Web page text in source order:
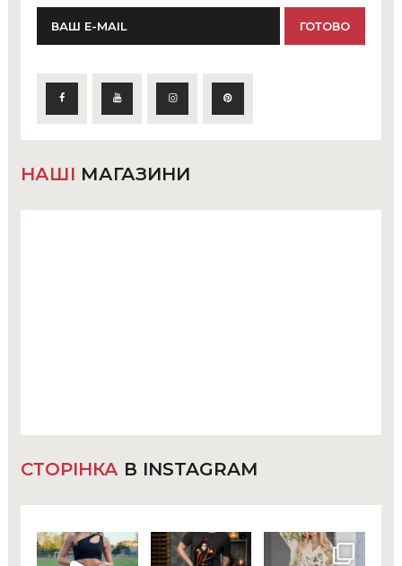
НАШІ МАГАЗИНИ
СТОРІНКА В INSTAGRAM